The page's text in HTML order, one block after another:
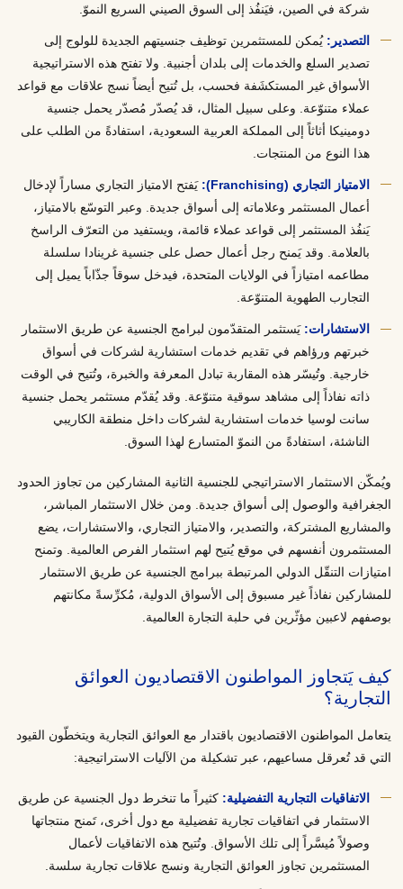
شركة في الصين، فيَنفُذ إلى السوق الصيني السريع النموّ.
التصدير: يُمكن للمستثمرين توظيف جنسيتهم الجديدة للولوج إلى
تصدير السلع والخدمات إلى بلدان أجنبية. ولا تفتح هذه الاستراتيجية
الأسواق غير المستكشَفة فحسب، بل تُتيح أيضاً نسج علاقات مع قواعد
عملاء متنوّعة. وعلى سبيل المثال، قد يُصدّر مُصدّر يحمل جنسية
دومينيكا أثاثاً إلى المملكة العربية السعودية، استفادةً من الطلب على
هذا النوع من المنتجات.
الامتياز التجاري (Franchising):
يَفتح الامتياز التجاري مساراً لإدخال
أعمال المستثمر وعلاماته إلى أسواق جديدة. وعبر التوسّع بالامتياز،
يَنفُذ المستثمر إلى قواعد عملاء قائمة، ويستفيد من التعرّف الراسخ
بالعلامة. وقد يَمنح رجل أعمال حصل على جنسية غرينادا سلسلة
مطاعمه امتيازاً في الولايات المتحدة، فيدخل سوقاً جذّاباً يميل إلى
التجارب الطهوية المتنوّعة.
الاستشارات: يَستثمر المتقدّمون لبرامج الجنسية عن طريق الاستثمار
خبرتهم ورؤاهم في تقديم خدمات استشارية لشركات في أسواق
خارجية. وتُيسّر هذه المقاربة تبادل المعرفة والخبرة، وتُتيح في الوقت
ذاته نفاذاً إلى مشاهد سوقية متنوّعة. وقد يُقدّم مستثمر يحمل جنسية
سانت لوسيا خدمات استشارية لشركات داخل منطقة الكاريبي
الناشئة، استفادةً من النموّ المتسارع لهذا السوق.
ويُمكّن الاستثمار الاستراتيجي للجنسية الثانية المشاركين من تجاوز الحدود
الجغرافية والوصول إلى أسواق جديدة. ومن خلال الاستثمار المباشر،
والمشاريع المشتركة، والتصدير، والامتياز التجاري، والاستشارات، يضع
المستثمرون أنفسهم في موقع يُتيح لهم استثمار الفرص العالمية. وتمنح
امتيازات التنقّل الدولي المرتبطة ببرامج الجنسية عن طريق الاستثمار
للمشاركين نفاذاً غير مسبوق إلى الأسواق الدولية، مُكرِّسةً مكانتهم
بوصفهم لاعبين مؤثّرين في حلبة التجارة العالمية.
كيف يَتجاوز المواطنون الاقتصاديون العوائق
التجارية؟
يتعامل المواطنون الاقتصاديون باقتدار مع العوائق التجارية ويتخطّون القيود
التي قد تُعرقل مساعيهم، عبر تشكيلة من الآليات الاستراتيجية:
الاتفاقيات التجارية التفضيلية: كثيراً ما تنخرط دول الجنسية عن طريق
الاستثمار في اتفاقيات تجارية تفضيلية مع دول أخرى، تَمنح منتجاتها
وصولاً مُيسَّراً إلى تلك الأسواق. وتُتيح هذه الاتفاقيات لأعمال
المستثمرين تجاوز العوائق التجارية ونسج علاقات تجارية سلسة.